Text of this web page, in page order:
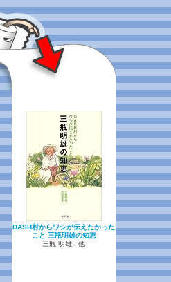
DASH村からワシが伝えたかった
こと 三瓶明雄の知恵
三瓶 明雄 , 他